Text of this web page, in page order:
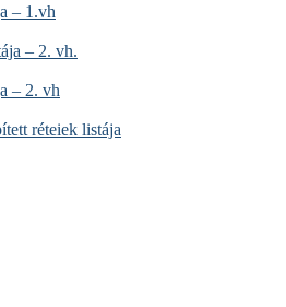
– 1.vh
– 2. vh.
– 2. vh
réteiek listája